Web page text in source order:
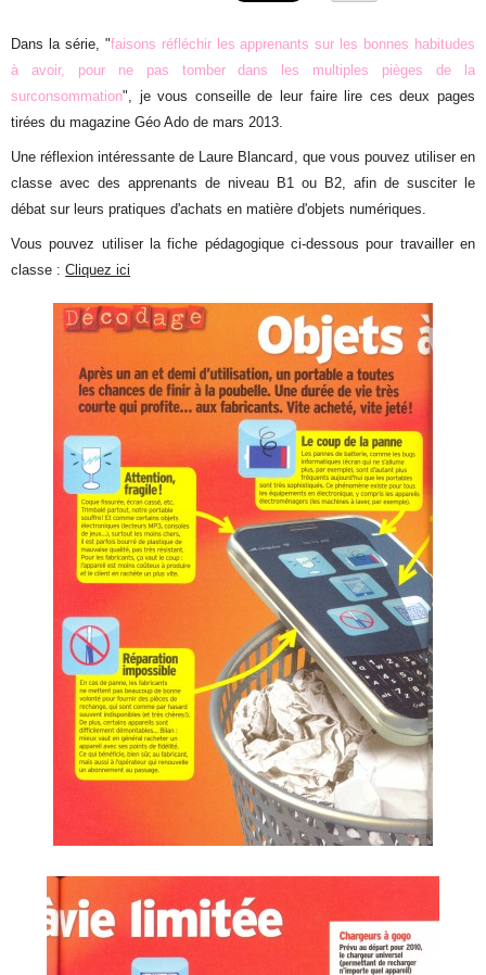
Dans la série, "faisons réfléchir les apprenants sur les bonnes habitudes
à avoir, pour ne pas tomber dans les multiples pièges de la
surconsommation", je vous conseille de leur faire lire ces deux pages
tirées du magazine Géo Ado de mars 2013.
Une réflexion intéressante de Laure Blancard, que vous pouvez utiliser en
classe avec des apprenants de niveau B1 ou B2, afin de susciter le
débat sur leurs pratiques d'achats en matière d'objets numériques.
Vous pouvez utiliser la fiche pédagogique ci-dessous pour travailler en
classe :Cliquez ici